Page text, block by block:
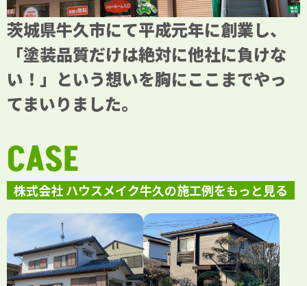
茨城県牛久市にて平成元年に創業し、
「塗装品質だけは絶対に他社に負けな
い！」という想いを胸にここまでやっ
てまいりました。
株式会社 ハウスメイク牛久の施工例をもっと見る
CASE